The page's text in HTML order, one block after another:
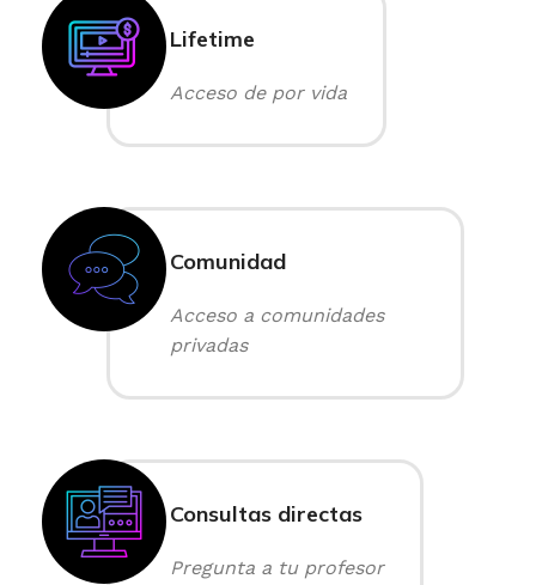
Lifetime
Acceso de por vida
Comunidad
Acceso a comunidades
privadas
Consultas directas
Pregunta a tu profesor